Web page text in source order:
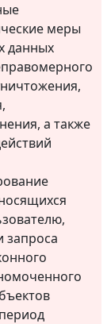
меры
данных
а также
запроса